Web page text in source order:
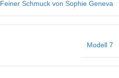
Feiner Schmuck von Sophie Geneva
Modell 7